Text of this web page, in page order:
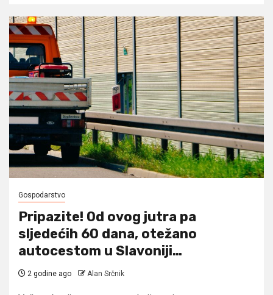
Gospodarstvo
Pripazite! Od ovog jutra pa
sljedećih 60 dana, otežano
autocestom u Slavoniji…
2 godine ago Alan Srčnik